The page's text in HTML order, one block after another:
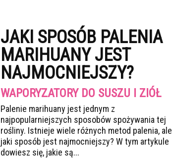
JAKI SPOSÓB PALENIA
MARIHUANY JEST
NAJMOCNIEJSZY?
WAPORYZATORY DO SUSZU I ZIÓŁ
Palenie marihuany jest jednym z
najpopularniejszych sposobów spożywania tej
rośliny. Istnieje wiele różnych metod palenia, ale
jaki sposób jest najmocniejszy? W tym artykule
dowiesz się, jakie są...